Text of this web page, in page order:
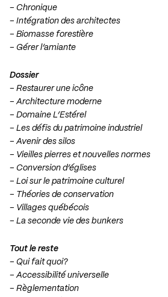
– Chronique
– Intégration des architectes
– Biomasse forestière
– Gérer l’amiante
Dossier
– Restaurer une icône
– Architecture moderne
– Domaine L’Estérel
– Les défis du patrimoine industriel
– Avenir des silos
– Vieilles pierres et nouvelles normes
– Conversion d’églises
– Loi sur le patrimoine culturel
– Théories de conservation
– Villages québécois
– La seconde vie des bunkers
Tout le reste
– Qui fait quoi?
– Accessibilité universelle
– Règlementation